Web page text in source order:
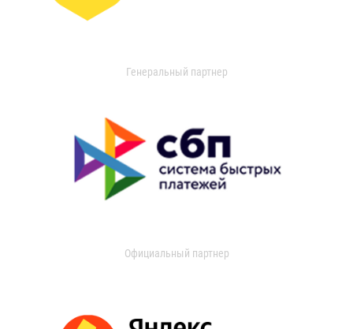
Генеральный партнер
Официальный партнер